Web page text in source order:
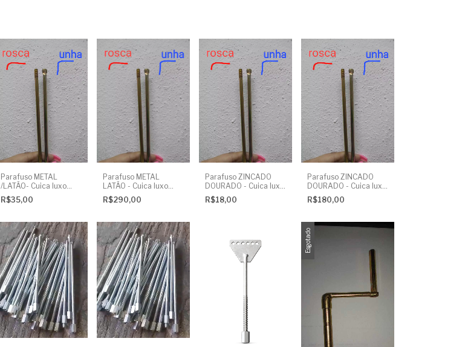
Parafuso METAL
/LATÃO- Cuica luxo
25cm c/ porca - ponta
rosca - UNIDADE
R$35,00
Parafuso METAL
LATÃO - Cuica luxo
25cm c/ porca - ponta
rosca - 10 UNIDADEs
R$290,00
Parafuso ZINCADO
DOURADO - Cuica luxo
25cm c/ porca - ponta
unha - UNIDADE
R$18,00
Parafuso ZINCADO
DOURADO - Cuica luxo
25cm c/ porca - ponta
unha - 10 UNIDADES
R$180,00
Esgotado